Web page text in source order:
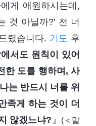
게 애원하시는데,
것 아닐까?’ 전 너
렸습니다. 기도 후
서도 원칙이 있어
한 도를 행하며, 사
는 반드시 너를 위
족게 하는 것이 더
않겠느냐? 』
(＜말